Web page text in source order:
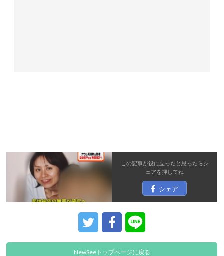
この記事が役に立ったと思ったらシ
ェアを押してね
シェア
NewSeeトップページに戻る